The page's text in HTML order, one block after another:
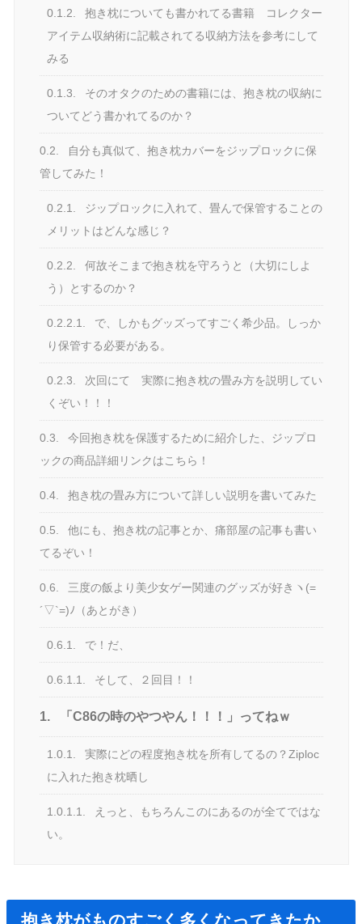
0.1.2.
抱き枕についても書かれてる書籍 コレクター
アイテム収納術に記載されてる収納方法を参考にして
みる
0.1.3.
そのオタクのための書籍には、抱き枕の収納に
ついてどう書かれてるのか？
0.2.
自分も真似て、抱き枕カバーをジップロックに保
管してみた！
0.2.1.
ジップロックに入れて、畳んで保管することの
メリットはどんな感じ？
0.2.2.
何故そこまで抱き枕を守ろうと（大切にしよ
う）とするのか？
0.2.2.1.
で、しかもグッズってすごく希少品。しっか
り保管する必要がある。
0.2.3.
次回にて 実際に抱き枕の畳み方を説明してい
くぞい！！！
0.3.
今回抱き枕を保護するために紹介した、ジップロ
ックの商品詳細リンクはこちら！
0.4. 抱き枕の畳み方について詳しい説明を書いてみた
0.5.
他にも、抱き枕の記事とか、痛部屋の記事も書い
てるぞい！
0.6.
三度の飯より美少女ゲー関連のグッズが好きヽ(=
´▽`=)ﾉ（あとがき）
0.6.1. で！だ、
0.6.1.1. そして、２回目！！
1. 「C86の時のやつやん！！！」ってねｗ
1.0.1.
実際にどの程度抱き枕を所有してるの？Ziploc
に入れた抱き枕晒し
1.0.1.1.
えっと、もちろんこのにあるのが全てではな
い。
抱き枕がものすごく多くなってきたか